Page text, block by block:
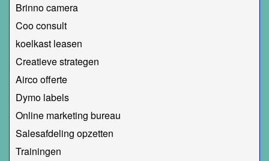
Brinno camera
Coo consult
koelkast leasen
Creatieve strategen
Airco offerte
Dymo labels
Online marketing bureau
Salesafdeling opzetten
Trainingen